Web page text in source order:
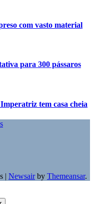
com vasto material
para 300 pássaros
tem casa cheia
| Newsairby Themeansar.